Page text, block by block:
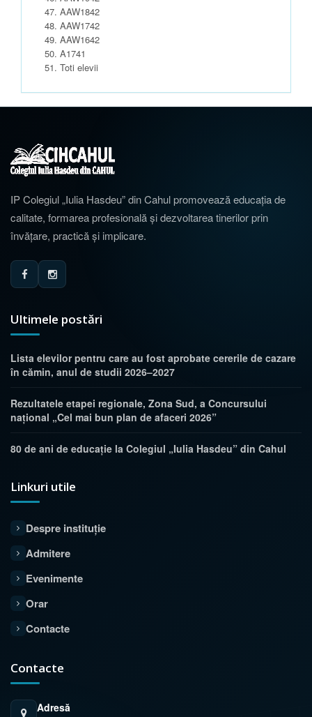
AAW1842
AAW1742
AAW1642
A1741
Toti elevii
IP Colegiul „Iulia Hasdeu” din Cahul promovează educația de
calitate, formarea profesională și dezvoltarea tinerilor prin
învățare, practică și implicare.
Ultimele postări
Lista elevilor pentru care au fost aprobate cererile de cazare
în cămin, anul de studii 2026–2027
Rezultatele etapei regionale, Zona Sud, a Concursului
național „Cel mai bun plan de afaceri 2026”
80 de ani de educație la Colegiul „Iulia Hasdeu” din Cahul
Linkuri utile
Despre instituție
Admitere
Evenimente
Orar
Contacte
Contacte
Adresă